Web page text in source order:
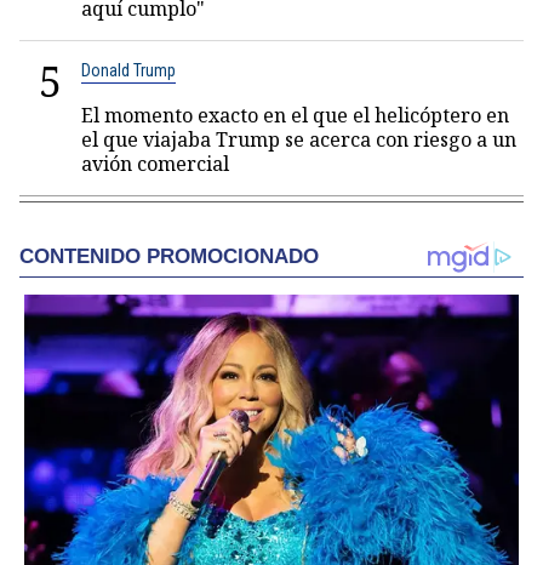
aquí cumplo"
5 Donald Trump
El momento exacto en el que el helicóptero en
el que viajaba Trump se acerca con riesgo a un
avión comercial